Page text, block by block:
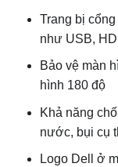
Trang bị
như USB,
Bảo vệ màn
hình 180 độ
Khả năng
nước, bụi cụ
Logo Dell ở